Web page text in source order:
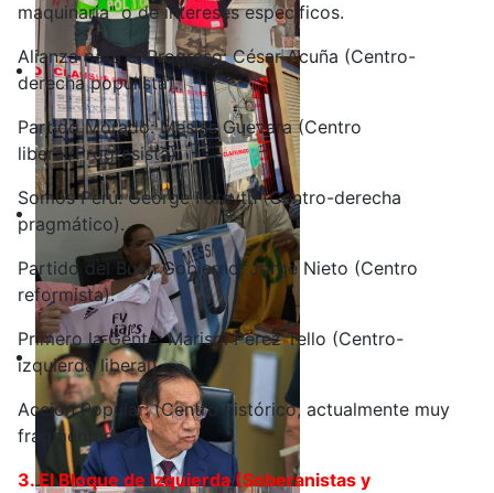
maquinaria" o de intereses específicos.
Alianza para el Progreso: César Acuña (Centro-
derecha populista).
Partido Morado: Mesías Guevara (Centro
liberal/Progresista).
Somos Perú: George Forsyth (Centro-derecha
pragmático).
Partido del Buen Gobierno: Jorge Nieto (Centro
reformista).
Primero la Gente: Marisol Pérez Tello (Centro-
izquierda liberal).
Acción Popular: (Centro histórico, actualmente muy
fragmentado).
3. El Bloque de Izquierda (Soberanistas y